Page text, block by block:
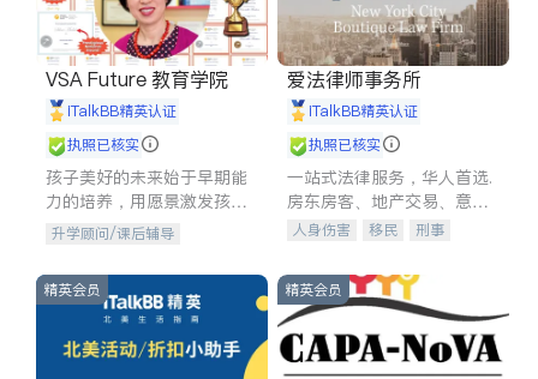
VSA Future 教育学院
iTalkBB精英认证
执照已核实
孩子美好的未来始于早期能
力的培养，用愿景激发孩子
的学习潜力和动力。理念：
拥有成长型心态是成功的基
石。
升学顾问/课后辅导
爱法律师事务所
iTalkBB精英认证
执照已核实
一站式法律服务，华人首选.
房东房客、地产交易、意外
伤害、车祸重伤、商业诉
建筑合同、刑事案件全包办
人身伤害 移民
刑事
信托/遗嘱
商业
索赔
律师-其它 保释
精英会员 精英会员